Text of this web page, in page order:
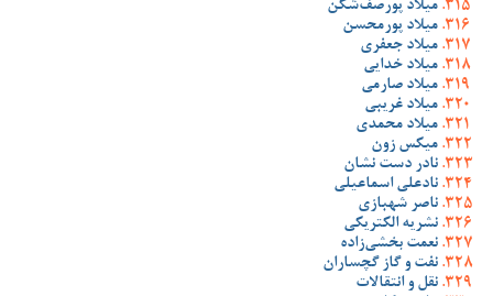
میلاد پورصف‌شکن
میلاد پورمحسن
میلاد جعفری
میلاد خدایی
میلاد صارمی
میلاد غریبی
میلاد محمدی
میکس زون
نادر دست نشان
نادعلی اسماعیلی
ناصر شهبازی
نشریه الکتریکی
نعمت بخشی‌زاده
نفت و گاز گچساران
نقل و انتقالات